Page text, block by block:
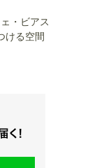
・ビアス
ける空間